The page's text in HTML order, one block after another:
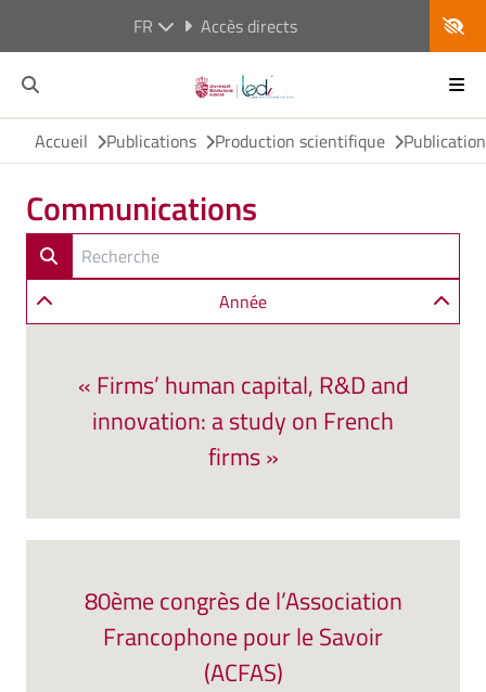
FR Accès directs
Accueil Publications Production scientifique
Communications
Année
« Firms’ human capital, R&D and
innovation: a study on French
firms »
80ème congrès de l’Association
Francophone pour le Savoir
(ACFAS)